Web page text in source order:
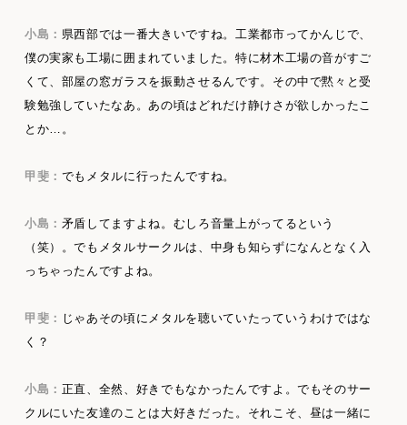
小島： 県西部では一番大きいですね。工業都市ってかんじで、
僕の実家も工場に囲まれていました。特に材木工場の音がすご
くて、部屋の窓ガラスを振動させるんです。その中で黙々と受
験勉強していたなあ。あの頃はどれだけ静けさが欲しかったこ
とか…。
甲斐： でもメタルに行ったんですね。
小島： 矛盾してますよね。むしろ音量上がってるという
（笑）。でもメタルサークルは、中身も知らずになんとなく入
っちゃったんですよね。
甲斐： じゃあその頃にメタルを聴いていたっていうわけではな
く？
小島： 正直、全然、好きでもなかったんですよ。でもそのサー
クルにいた友達のことは大好きだった。それこそ、昼は一緒に